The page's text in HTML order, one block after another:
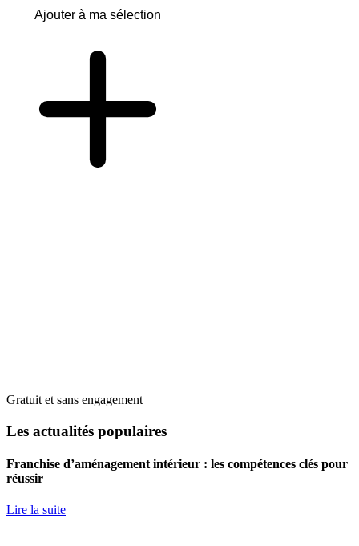
Ajouter à ma sélection
Gratuit et sans engagement
Les actualités populaires
Franchise d’aménagement intérieur : les compétences clés pour
réussir
Lire la suite